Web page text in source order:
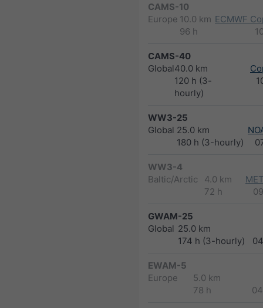
CAMS-10
Europe 10.0 km
96 h
ECMWF
CAMS-40
Global40.0 km
120 h (3-
hourly)
WW3-25
Global 25.0 km
180 h (3-hourly)
WW3-4
Baltic/Arctic
4.0 km
72 h
GWAM-25
Global 25.0 km
174 h (3-hourly)
EWAM-5
Europe
5.0 km
78 h